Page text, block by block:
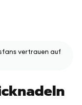
vertrauen auf